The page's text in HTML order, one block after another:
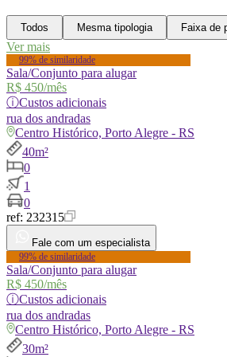
Todos Mesma tipologia Faixa de
Ver mais
99% de similaridade
Sala/Conjunto para alugar
R$ 450/mês
ⓘCustos adicionais
rua dos andradas
Centro Histórico, Porto Alegre - RS
40m²
0
1
0
ref: 232315
Fale com um especialista
99% de similaridade
Sala/Conjunto para alugar
R$ 450/mês
ⓘCustos adicionais
rua dos andradas
Centro Histórico, Porto Alegre - RS
30m²